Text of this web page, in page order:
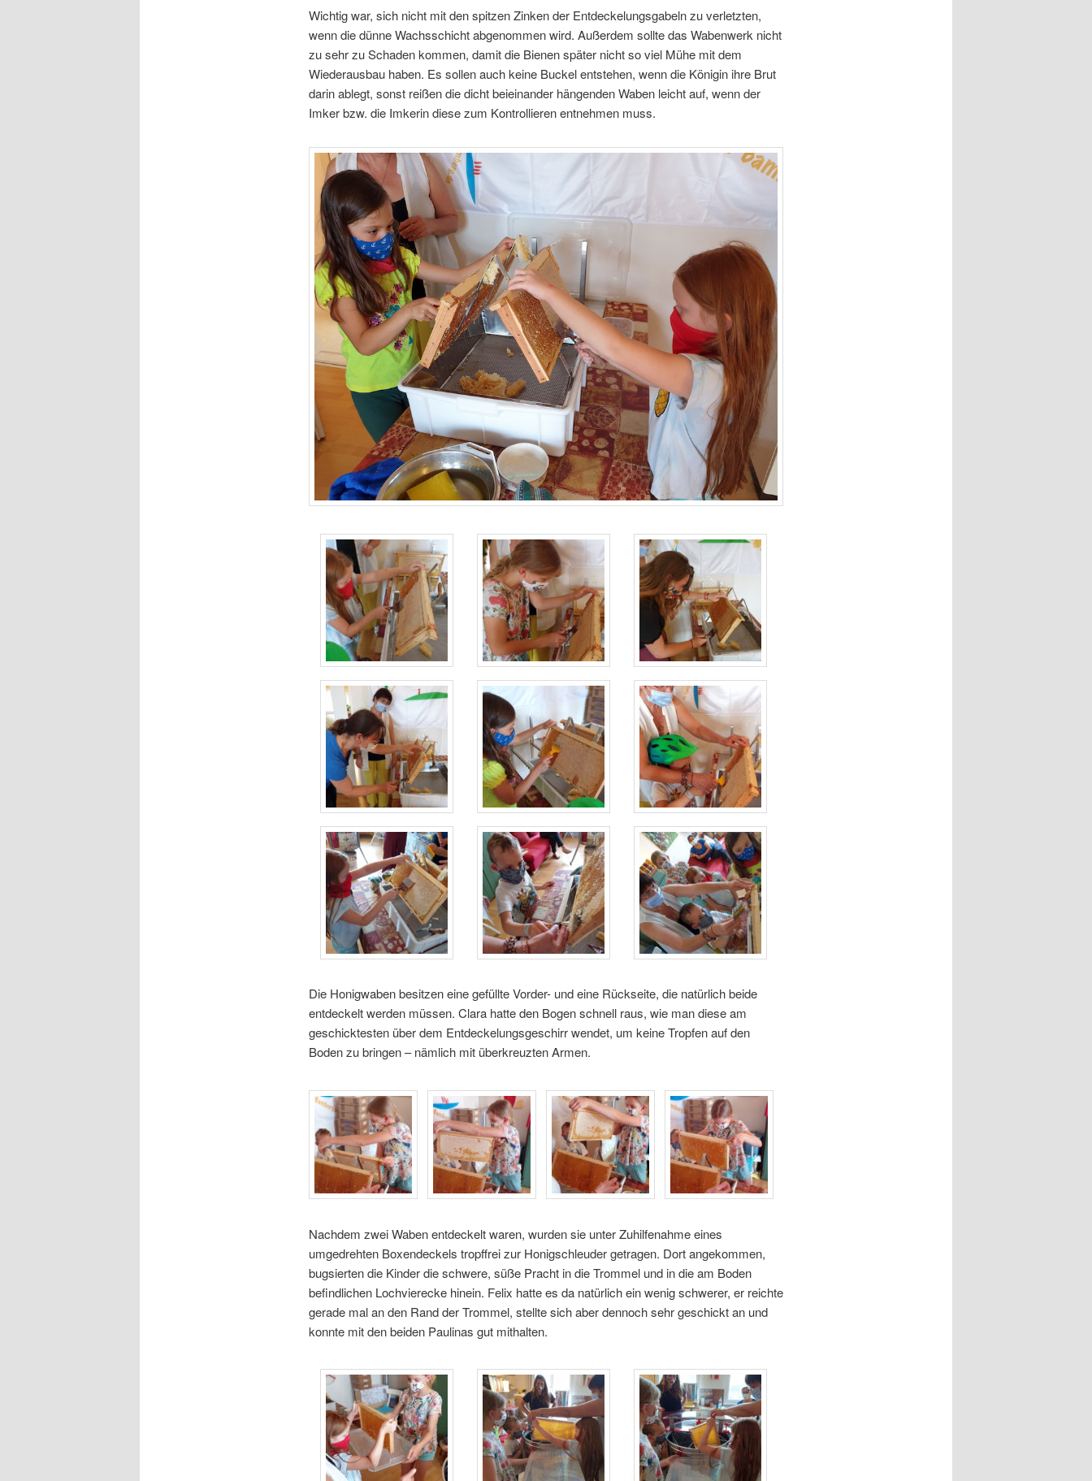
Wichtig war, sich nicht mit den spitzen Zinken der Entdeckelungsgabeln zu verletzten,
wenn die dünne Wachsschicht abgenommen wird. Außerdem sollte das Wabenwerk nicht
zu sehr zu Schaden kommen, damit die Bienen später nicht so viel Mühe mit dem
Wiederausbau haben. Es sollen auch keine Buckel entstehen, wenn die Königin ihre Brut
darin ablegt, sonst reißen die dicht beieinander hängenden Waben leicht auf, wenn der
Imker bzw. die Imkerin diese zum Kontrollieren entnehmen muss.
Die Honigwaben besitzen eine gefüllte Vorder- und eine Rückseite, die natürlich beide
entdeckelt werden müssen. Clara hatte den Bogen schnell raus, wie man diese am
geschicktesten über dem Entdeckelungsgeschirr wendet, um keine Tropfen auf den
Boden zu bringen – nämlich mit überkreuzten Armen.
Nachdem zwei Waben entdeckelt waren, wurden sie unter Zuhilfenahme eines
umgedrehten Boxendeckels tropffrei zur Honigschleuder getragen. Dort angekommen,
bugsierten die Kinder die schwere, süße Pracht in die Trommel und in die am Boden
befindlichen Lochvierecke hinein. Felix hatte es da natürlich ein wenig schwerer, er reichte
gerade mal an den Rand der Trommel, stellte sich aber dennoch sehr geschickt an und
konnte mit den beiden Paulinas gut mithalten.